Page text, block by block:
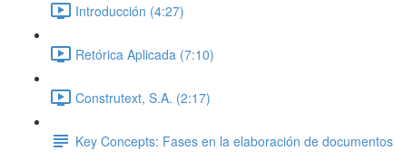
Introducción (4:27)
Retórica Aplicada (7:10)
Construtext, S.A. (2:17)
Key Concepts: Fases en la elaboración de documentos